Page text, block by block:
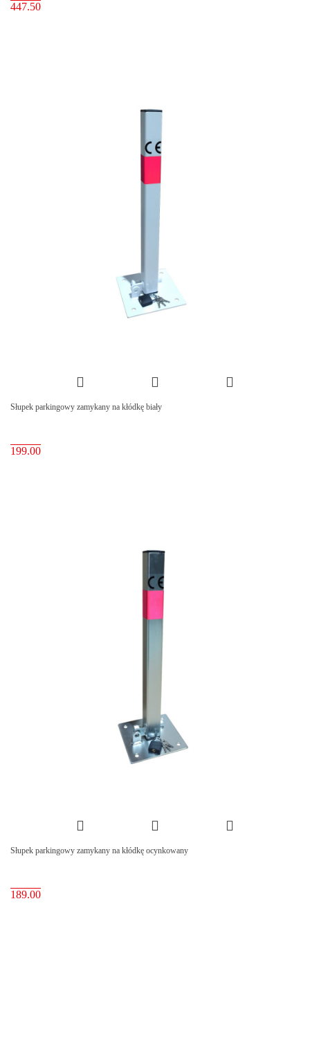
447.50
Słupek parkingowy zamykany na kłódkę biały
199.00
Słupek parkingowy zamykany na kłódkę ocynkowany
189.00